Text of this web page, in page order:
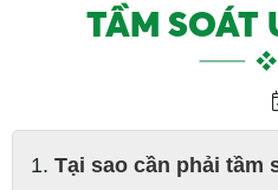
TẦM SOÁT
Tại sao cần phải tầm